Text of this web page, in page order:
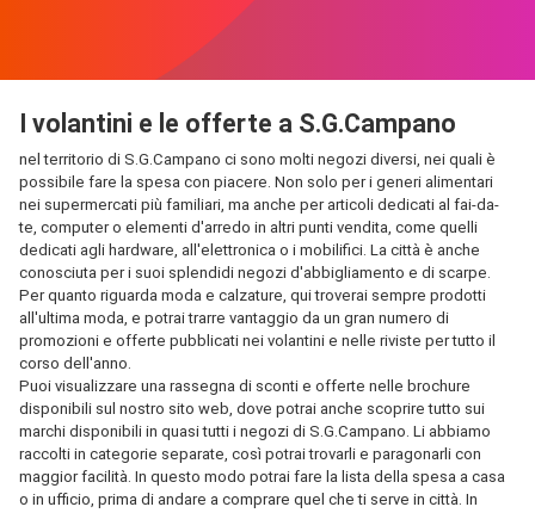
I volantini e le offerte a S.G.Campano
nel territorio di S.G.Campano ci sono molti negozi diversi, nei quali è
possibile fare la spesa con piacere. Non solo per i generi alimentari
nei supermercati più familiari, ma anche per articoli dedicati al fai-da-
te, computer o elementi d'arredo in altri punti vendita, come quelli
dedicati agli hardware, all'elettronica o i mobilifici. La città è anche
conosciuta per i suoi splendidi negozi d'abbigliamento e di scarpe.
Per quanto riguarda moda e calzature, qui troverai sempre prodotti
all'ultima moda, e potrai trarre vantaggio da un gran numero di
promozioni e offerte pubblicati nei volantini e nelle riviste per tutto il
corso dell'anno.
Puoi visualizzare una rassegna di sconti e offerte nelle brochure
disponibili sul nostro sito web, dove potrai anche scoprire tutto sui
marchi disponibili in quasi tutti i negozi di S.G.Campano. Li abbiamo
raccolti in categorie separate, così potrai trovarli e paragonarli con
maggior facilità. In questo modo potrai fare la lista della spesa a casa
o in ufficio, prima di andare a comprare quel che ti serve in città. In